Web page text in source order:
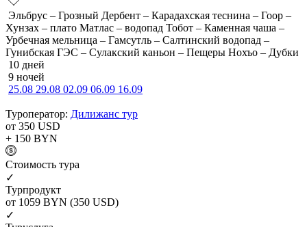
Эльбрус – Грозный Дербент – Карадахская теснина – Гоор –
Хунзах – плато Матлас – водопад Тобот – Каменная чаша –
Урбечная мельница – Гамсутль – Салтинский водопад –
Гунибская ГЭС – Сулакский каньон – Пещеры Нохъо – Дубки
10 дней
9 ночей
25.08 29.08 02.09 06.09 16.09
Туроператор: Дилижанс тур
от 350 USD
+ 150 BYN
Cтоимость тура
✓
Турпродукт
от 1059 BYN (350 USD)
✓